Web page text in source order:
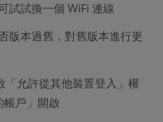
試試換一個 WiFi 連線
版本過舊，對舊版本進行更
「允許從其他裝置登入」權
帳戶」開啟